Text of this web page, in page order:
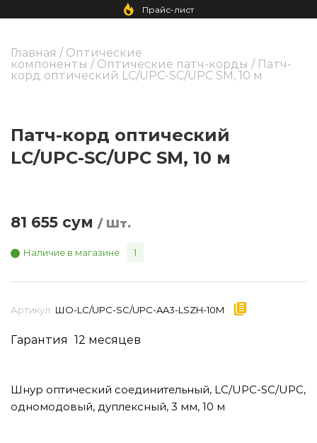
Прайс-лист
Главная / Оптические
компоненты / Оптические патч-корды / Патч-
корд оптический LC/UPC-SC/UPC SM, 10 м
Патч-корд оптический
LC/UPC-SC/UPC SM, 10 м
81 655 сум / Шт.
Наличие в магазине 1
Артикул: ШО-LC/UPC-SC/UPC-AA3-LSZH-10M
Гарантия 12 месяцев
Шнур оптический соединительный, LC/UPC-SC/UPC,
одномодовый, дуплексный, 3 мм, 10 м